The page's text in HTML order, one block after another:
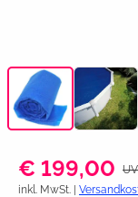
€ 199,00
inkl. MwSt. |